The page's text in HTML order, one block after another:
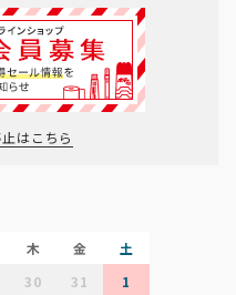
はこちら
木 金
土
30 31
1